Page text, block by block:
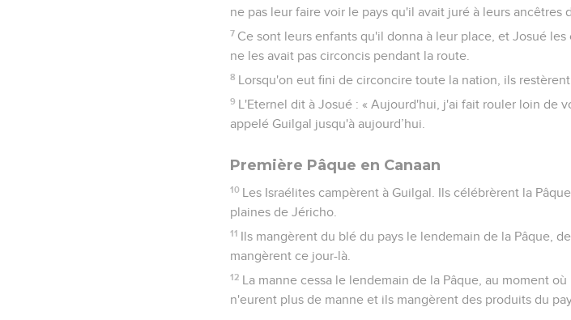
ne pas leur faire voir le pays qu'il avait juré à leurs
7 Ce sont leurs enfants qu'il donna à leur place, et Josué
ne les avait pas circoncis pendant la route.
8 Lorsqu'on eut fini de circoncire toute la nation, ils
9 L'Eternel dit à Josué : « Aujourd'hui, j'ai fait rouler loin de
appelé Guilgal jusqu'à aujourd’hui.
Première Pâque en Canaan
10 Les Israélites campèrent à Guilgal. Ils célébrèrent la
plaines de Jéricho.
11 Ils mangèrent du blé du pays le lendemain de la Pâque,
mangèrent ce jour-là.
12 La manne cessa le lendemain de la Pâque, au moment
n'eurent plus de manne et ils mangèrent des produits du